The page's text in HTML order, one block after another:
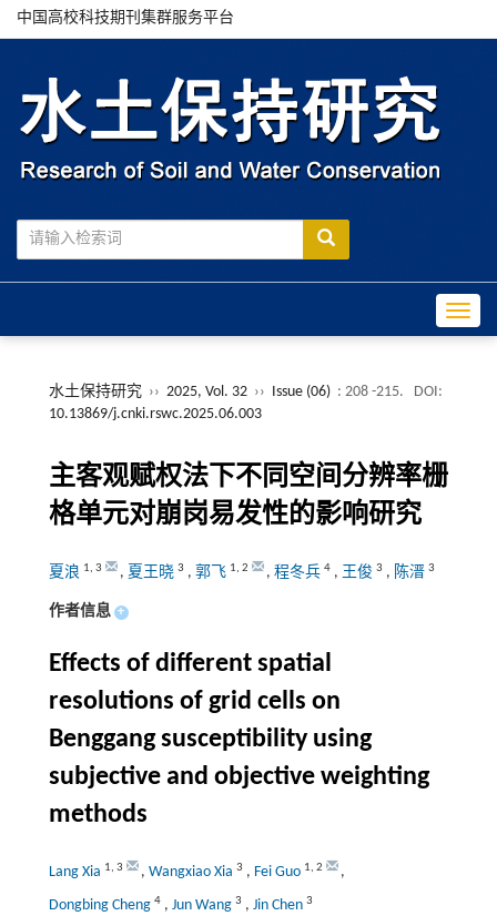
中国高校科技期刊集群服务平台
水土保持研究 ›› 2025, Vol. 32 ›› Issue (06) : 208 -215.
DOI:
10.13869/j.cnki.rswc.2025.06.003
主客观赋权法下不同空间分辨率栅
格单元对崩岗易发性的影响研究
夏浪 1, 3 , 夏王晓 3 , 郭飞 1, 2 , 程冬兵 4, 王俊 3 , 陈溍 3
作者信息 +
Effects of different spatial
resolutions of grid cells on
Benggang susceptibility using
subjective and objective weighting
methods
Lang Xia 1, 3 , Wangxiao Xia 3 , Fei Guo 1, 2
,
Dongbing Cheng 4, Jun Wang 3 , Jin Chen 3